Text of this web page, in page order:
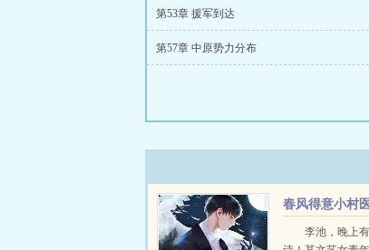
第53章 援军到达
第57章 中原势力分布
春风得意小村
李池，晚上